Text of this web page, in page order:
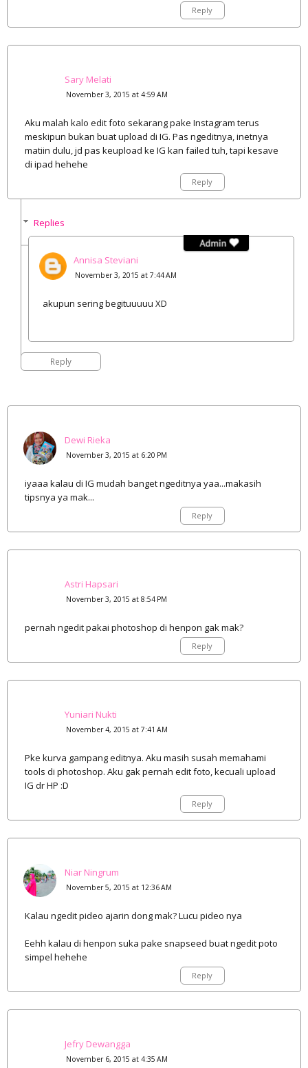
Reply
Sary Melati
November 3, 2015 at 4:59 AM
Aku malah kalo edit foto sekarang pake Instagram terus
meskipun bukan buat upload di IG. Pas ngeditnya, inetnya
matiin dulu, jd pas keupload ke IG kan failed tuh, tapi kesave
di ipad hehehe
Reply
Replies
Annisa Steviani
November 3, 2015 at 7:44 AM
akupun sering begituuuuu XD
Reply
Dewi Rieka
November 3, 2015 at 6:20 PM
iyaaa kalau di IG mudah banget ngeditnya yaa...makasih
tipsnya ya mak...
Reply
Astri Hapsari
November 3, 2015 at 8:54 PM
pernah ngedit pakai photoshop di henpon gak mak?
Reply
Yuniari Nukti
November 4, 2015 at 7:41 AM
Pke kurva gampang editnya. Aku masih susah memahami
tools di photoshop. Aku gak pernah edit foto, kecuali upload
IG dr HP :D
Reply
Niar Ningrum
November 5, 2015 at 12:36 AM
Kalau ngedit pideo ajarin dong mak? Lucu pideo nya
Eehh kalau di henpon suka pake snapseed buat ngedit poto
simpel hehehe
Reply
Jefry Dewangga
November 6, 2015 at 4:35 AM